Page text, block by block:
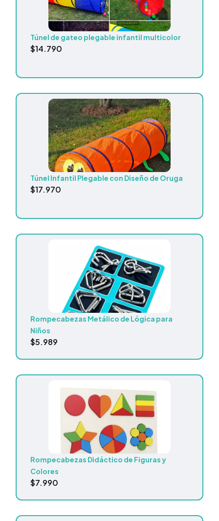
Túnel de gateo plegable infantil multicolor
$14.790
Túnel Infantil Plegable con Diseño de Oruga
$17.970
Rompecabezas Metálico de Lógica para
Niños
$5.989
Rompecabezas Didáctico de Figuras y
Colores
$7.990